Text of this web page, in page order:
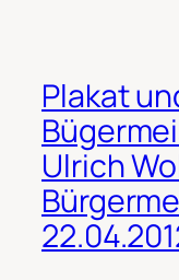
Plakat
Ulrich